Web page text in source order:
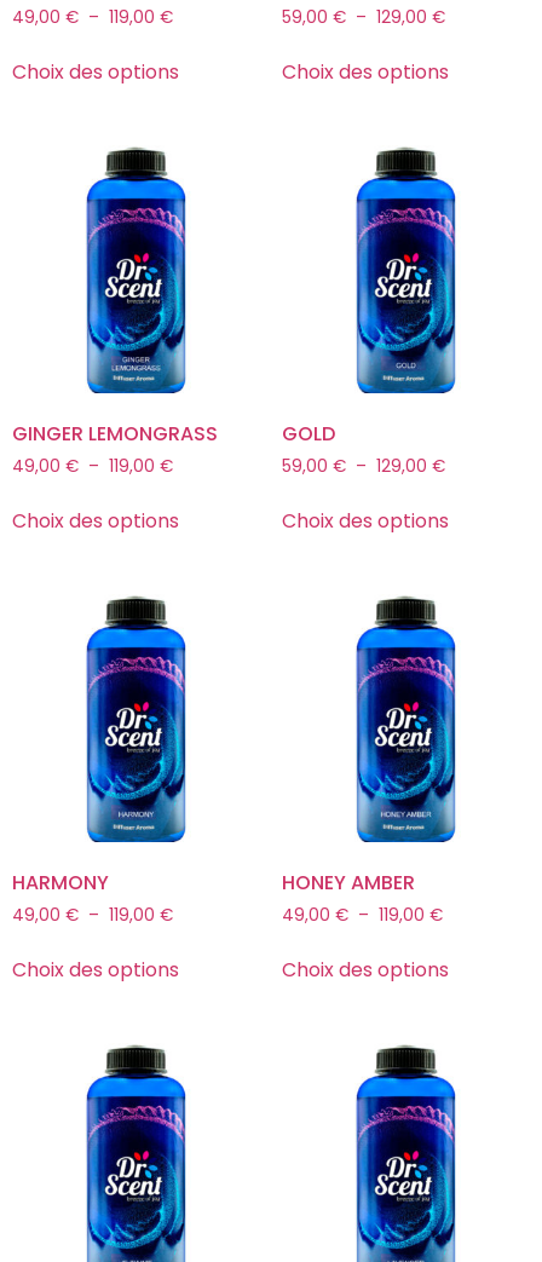
49,00 € – 119,00 €
Choix des options
59,00 € – 129,00 €
Choix des options
GINGER LEMONGRASS
49,00 € – 119,00 €
Choix des options
GOLD
59,00 € – 129,00 €
Choix des options
HARMONY
49,00 € – 119,00 €
Choix des options
HONEY AMBER
49,00 € – 119,00 €
Choix des options